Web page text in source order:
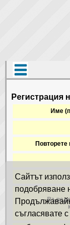
Сайтът
подобряване
съгласявате
Регистрация
Име
Повторете